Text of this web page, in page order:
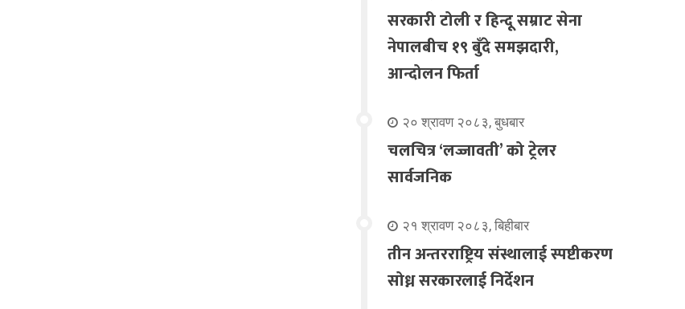
सरकारी टोली र हिन्दू सम्राट सेना
नेपालबीच १९ बुँदे समझदारी,
आन्दोलन फिर्ता
२० श्रावण २०८३, बुधबार
चलचित्र ‘लज्जावती’ को ट्रेलर
सार्वजनिक
२१ श्रावण २०८३, बिहीबार
तीन अन्तरराष्ट्रिय संस्थालाई स्पष्टीकरण
सोध्न सरकारलाई निर्देशन